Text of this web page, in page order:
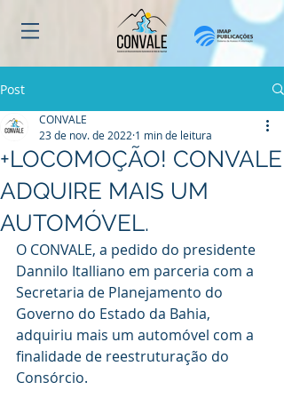
Post
+LOCOMOÇÃO! CONVALE
ADQUIRE MAIS UM
AUTOMÓVEL.
CONVALE
23 de nov. de 2022 1 min de leitura
O CONVALE, a pedido do presidente
Dannilo Italliano em parceria com a
Secretaria de Planejamento do
Governo do Estado da Bahia,
adquiriu mais um automóvel com a
finalidade de reestruturação do
Consórcio.